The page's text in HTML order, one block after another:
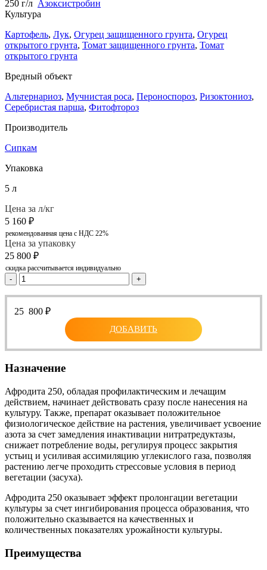
250 г/л Азоксистробин
Культура
Картофель, Лук, Огурец защищенного грунта, Огурец
открытого грунта, Томат защищенного грунта, Томат
открытого грунта
Вредный объект
Альтернариоз, Мучнистая роса, Пероноспороз, Ризоктониоз,
Серебристая парша, Фитофтороз
Производитель
Сипкам
Упаковка
5 л
Цена за л/кг
5 160 ₽
рекомендованная цена с НДС 22%
Цена за упаковку
25 800 ₽
скидка рассчитывается индивидуально
- +
25 800 ₽
ДОБАВИТЬ
Назначение
Афродита 250, обладая профилактическим и лечащим
действием, начинает действовать сразу после нанесения на
культуру. Также, препарат оказывает положительное
физиологическое действие на растения, увеличивает усвоение
азота за счет замедления инактивации нитратредуктазы,
снижает потребление воды, регулируя процесс закрытия
устьиц и усиливая ассимиляцию углекислого газа, позволяя
растению легче проходить стрессовые условия в период
вегетации (засуха).
Афродита 250 оказывает эффект пролонгации вегетации
культуры за счет ингибирования процесса образования, что
положительно сказывается на качественных и
количественных показателях урожайности культуры.
Преимущества